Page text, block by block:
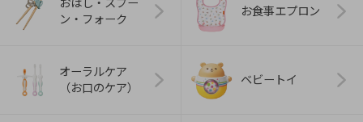
おはし・スプー
ン・フォーク
お食事エプロン
オーラルケア
（お口のケア）
ベビートイ